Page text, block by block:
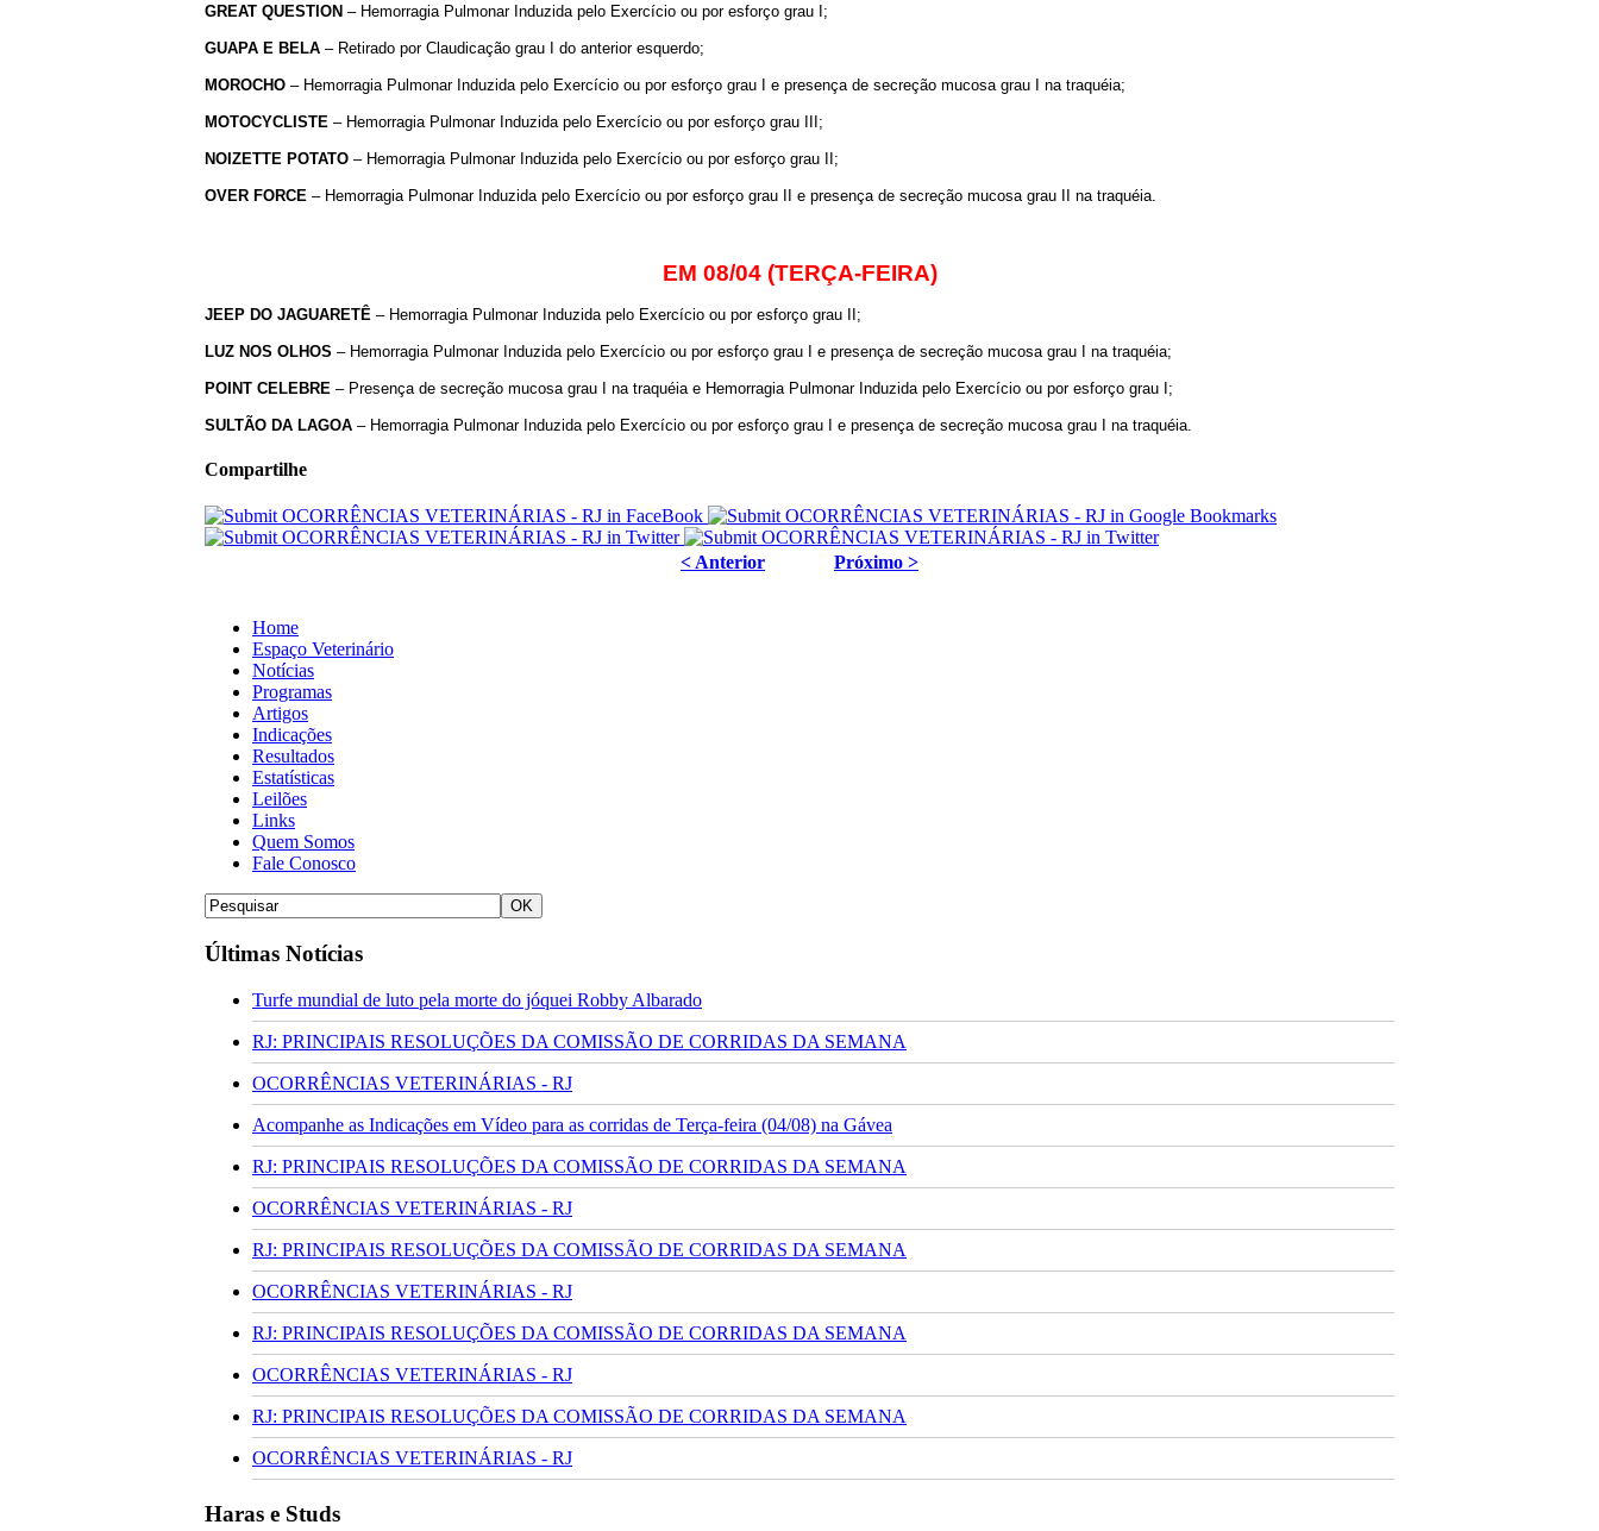
GREAT QUESTION – Hemorragia Pulmonar Induzida pelo Exercício ou por esforço grau I;
GUAPA E BELA – Retirado por Claudicação grau I do anterior esquerdo;
MOROCHO – Hemorragia Pulmonar Induzida pelo Exercício ou por esforço grau I e presença de secreção mucosa grau I na traquéia;
MOTOCYCLISTE – Hemorragia Pulmonar Induzida pelo Exercício ou por esforço grau III;
NOIZETTE POTATO – Hemorragia Pulmonar Induzida pelo Exercício ou por esforço grau II;
OVER FORCE – Hemorragia Pulmonar Induzida pelo Exercício ou por esforço grau II e presença de secreção mucosa grau II na traquéia.
EM 08/04 (TERÇA-FEIRA)
JEEP DO JAGUARETÊ – Hemorragia Pulmonar Induzida pelo Exercício ou por esforço grau II;
LUZ NOS OLHOS – Hemorragia Pulmonar Induzida pelo Exercício ou por esforço grau I e presença de secreção mucosa grau I na traquéia;
POINT CELEBRE – Presença de secreção mucosa grau I na traquéia e Hemorragia Pulmonar Induzida pelo Exercício ou por esforço grau I;
SULTÃO DA LAGOA – Hemorragia Pulmonar Induzida pelo Exercício ou por esforço grau I e presença de secreção mucosa grau I na traquéia.
Compartilhe
< Anterior Próximo >
Home
Espaço Veterinário
Notícias
Programas
Artigos
Indicações
Resultados
Estatísticas
Leilões
Links
Quem Somos
Fale Conosco
Últimas Notícias
Turfe mundial de luto pela morte do jóquei Robby Albarado
RJ: PRINCIPAIS RESOLUÇÕES DA COMISSÃO DE CORRIDAS DA SEMANA
OCORRÊNCIAS VETERINÁRIAS - RJ
Acompanhe as Indicações em Vídeo para as corridas de Terça-feira (04/08) na Gávea
RJ: PRINCIPAIS RESOLUÇÕES DA COMISSÃO DE CORRIDAS DA SEMANA
OCORRÊNCIAS VETERINÁRIAS - RJ
RJ: PRINCIPAIS RESOLUÇÕES DA COMISSÃO DE CORRIDAS DA SEMANA
OCORRÊNCIAS VETERINÁRIAS - RJ
RJ: PRINCIPAIS RESOLUÇÕES DA COMISSÃO DE CORRIDAS DA SEMANA
OCORRÊNCIAS VETERINÁRIAS - RJ
RJ: PRINCIPAIS RESOLUÇÕES DA COMISSÃO DE CORRIDAS DA SEMANA
OCORRÊNCIAS VETERINÁRIAS - RJ
Haras e Studs